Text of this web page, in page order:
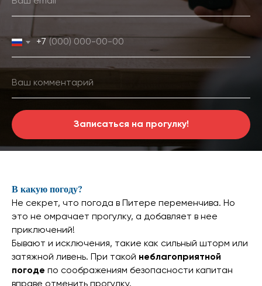
+7
Записаться на прогулку!
В какую погоду?
Не секрет, что погода в Питере переменчива. Но
это не омрачает прогулку, а добавляет в нее
приключений!
Бывают и исключения, такие как сильный шторм или
затяжной ливень. При такой неблагоприятной
погоде по соображениям безопасности капитан